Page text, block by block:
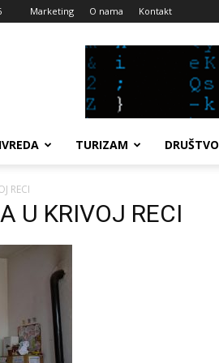
Marketing O nama Kontakt
TURIZAM DRUŠTVO
RECI
U KRIVOJ RECI